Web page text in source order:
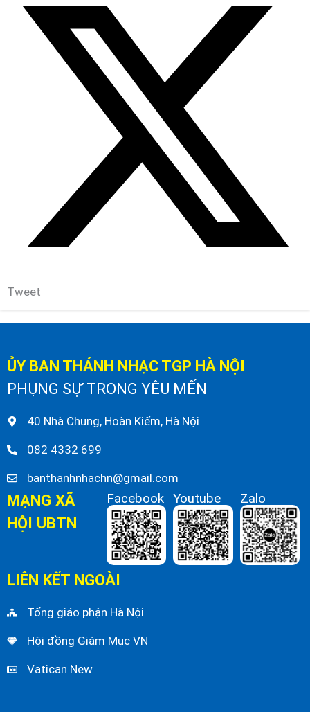
Tweet
ỦY BAN THÁNH NHẠC TGP HÀ NỘI
PHỤNG SỰ TRONG YÊU MẾN
40 Nhà Chung, Hoàn Kiếm, Hà Nội
082 4332 699
banthanhnhachn@gmail.com
MẠNG XÃ
HỘI UBTN
Facebook Youtube Zalo
LIÊN KẾT NGOÀI
Tổng giáo phận Hà Nội
Hội đồng Giám Mục VN
Vatican New